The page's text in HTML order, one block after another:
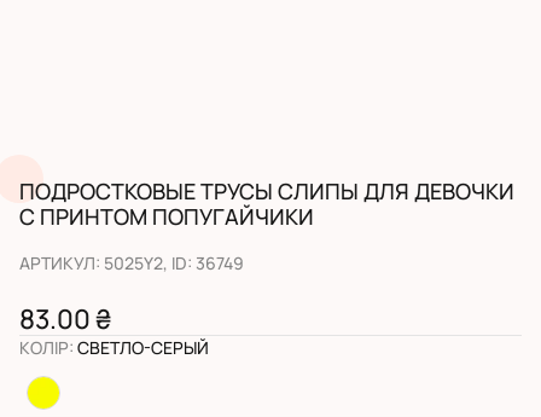
ПОДРОСТКОВЫЕ ТРУСЫ СЛИПЫ ДЛЯ ДЕВОЧКИ
С ПРИНТОМ ПОПУГАЙЧИКИ
АРТИКУЛ: 5025Y2, ID: 36749
83.00 ₴
КОЛІР: СВЕТЛО-СЕРЫЙ